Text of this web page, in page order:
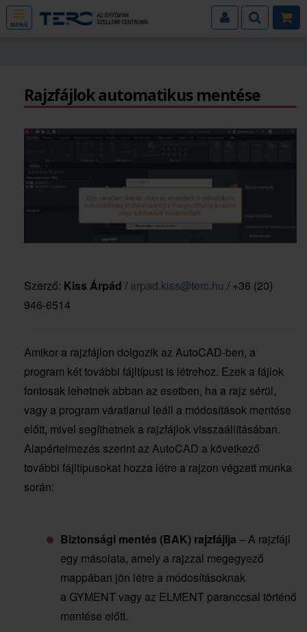
MENÜ
Rajzfájlok automatikus mentése
Szerző: Kiss Árpád / arpad.kiss@terc.hu / +36 (20)
946-6514
Amikor a rajzfájlon dolgozik az AutoCAD-ben, a
program két további fájltípust is létrehoz. Ezek a fájlok
fontosak lehetnek abban az esetben, ha a rajz sérül,
vagy a program váratlanul leáll a módosítások mentése
előtt, mivel segíthetnek a rajzfájlok visszaállításában.
Alapértelmezés szerint az AutoCAD a következő
további fájltípusokat hozza létre a rajzon végzett munka
során:
Biztonsági mentés (BAK) rajzfájlja – A rajzfájl
egy másolata, amely a rajzzal megegyező
mappában jön létre a módosításoknak
a GYMENT vagy az ELMENT paranccsal történő
mentése előtt.